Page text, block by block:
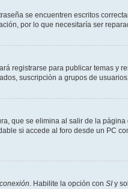
se encuentren escritos
por lo que necesitaría ser
registrarse para publicar temas y
suscripción a grupos de
que se elimina al salir de la
si accede al foro desde un PC
. Habilite la opción con SI y